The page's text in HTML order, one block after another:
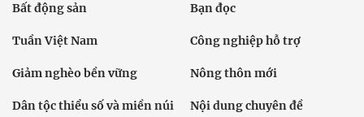
Bất động sản Bạn đọc
Tuần Việt Nam Công nghiệp hỗ trợ
Giảm nghèo bền vững Nông thôn mới
Dân tộc thiểu số và miền núi Nội dung chuyên đề